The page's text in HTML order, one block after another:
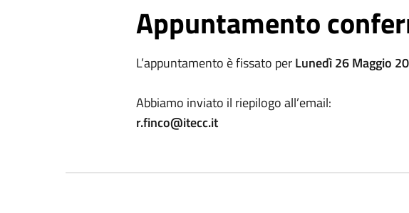
Appuntamento
L’appuntamento è fissato perLunedì 26 Maggio
Abbiamo inviato il riepilogo all’email:
r.finco@itecc.it